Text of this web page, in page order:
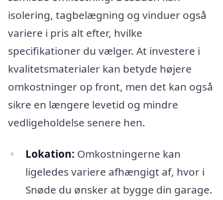
isolering, tagbelægning og vinduer også
variere i pris alt efter, hvilke
specifikationer du vælger. At investere i
kvalitetsmaterialer kan betyde højere
omkostninger op front, men det kan også
sikre en længere levetid og mindre
vedligeholdelse senere hen.
Lokation: Omkostningerne kan
ligeledes variere afhængigt af, hvor i
Snøde du ønsker at bygge din garage.